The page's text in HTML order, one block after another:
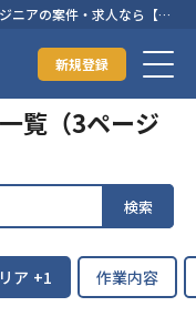
ニアの案件・求人なら【テ
新規登録
覧（3ページ
検索
ア +1 作業内容